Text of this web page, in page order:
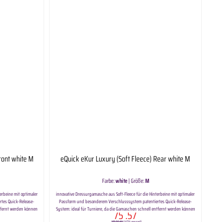
white M
mit optimaler
Quick-Release-
werden können
Schutz vor Stößen
eQuick eKur Luxury (Soft Fleece) Rear white M
Farbe:white|Größe:M
innovative Dressurgamasche aus Soft-Fleece für die Hinterbeine mit optimaler
Passform und besonderem Verschlusssystem patentiertes Quick-Release-
System: ideal für Turniere, da die Gamaschen schnell entfernt werden können
leicht und atmungsaktiv mit Hartschale für hervorragenden Schutz vor Stößen
75.57